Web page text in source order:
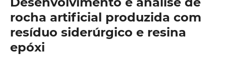
rocha artificial produzida com
resíduo siderúrgico e resina
epóxi